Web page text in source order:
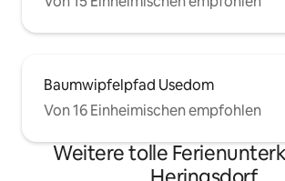
Baumwipfelpfad Usedom
Von 16 Einheimischen empfohlen
Weitere tolle